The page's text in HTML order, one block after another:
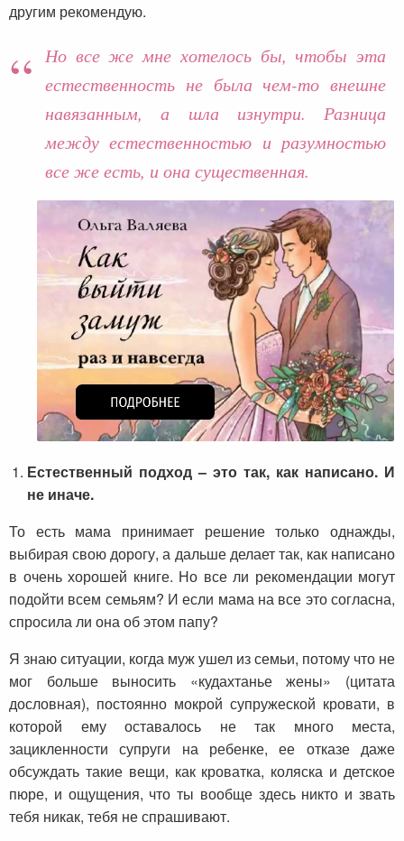
другим рекомендую.
Но все же мне хотелось бы, чтобы эта
естественность не была чем-то внешне
навязанным, а шла изнутри. Разница
между естественностью и разумностью
все же есть, и она существенная.
Естественный подход – это так, как написано. И
не иначе.
То есть мама принимает решение только однажды,
выбирая свою дорогу, а дальше делает так, как написано
в очень хорошей книге. Но все ли рекомендации могут
подойти всем семьям? И если мама на все это согласна,
спросила ли она об этом папу?
Я знаю ситуации, когда муж ушел из семьи, потому что не
мог больше выносить «кудахтанье жены» (цитата
дословная), постоянно мокрой супружеской кровати, в
которой ему оставалось не так много места,
зацикленности супруги на ребенке, ее отказе даже
обсуждать такие вещи, как кроватка, коляска и детское
пюре, и ощущения, что ты вообще здесь никто и звать
тебя никак, тебя не спрашивают.